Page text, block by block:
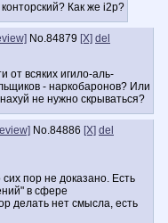
Как же i2p?
No.84879 [X] del
от всяких игило-аль-
- наркобаронов? Или
не нужно скрываться?
No.84886 [X] del
пор не доказано. Есть
в сфере
делать нет смысла, есть